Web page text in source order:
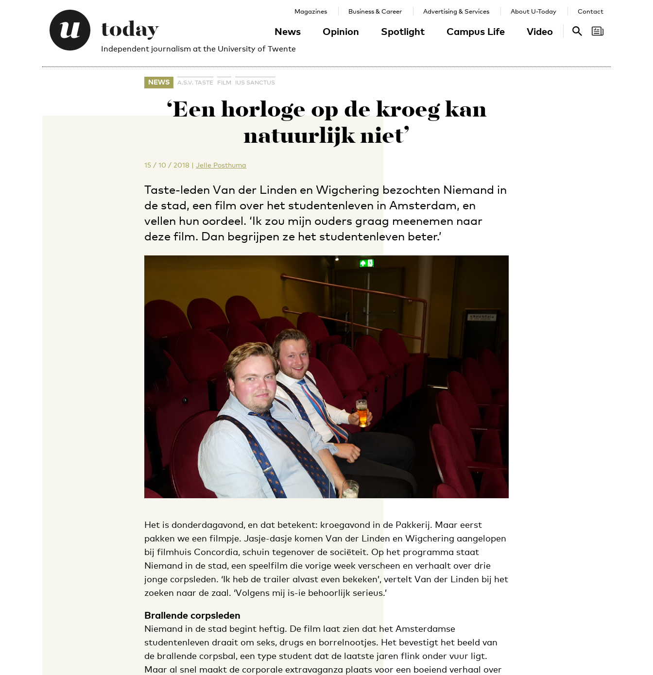
Independent journalism at the University of Twente
News Opinion Spotlight Campus Life Video
Magazines Business & Career Advertising & Services About U-Today Contact
Search
NEWS A.S.V. TASTE FILM IUS SANCTUS
‘Een horloge op de kroeg kan
natuurlijk niet’
15 / 10 / 2018 | Jelle Posthuma
Taste-leden Van der Linden en Wigchering bezochten Niemand in
de stad, een film over het studentenleven in Amsterdam, en
vellen hun oordeel. ‘Ik zou mijn ouders graag meenemen naar
deze film. Dan begrijpen ze het studentenleven beter.’
Het is donderdagavond, en dat betekent: kroegavond in de Pakkerij. Maar eerst
pakken we een filmpje. Jasje-dasje komen Van der Linden en Wigchering aangelopen
bij filmhuis Concordia, schuin tegenover de sociëteit. Op het programma staat
Niemand in de stad, een speelfilm die vorige week verscheen en verhaalt over drie
jonge corpsleden. ‘Ik heb de trailer alvast even bekeken’, vertelt Van der Linden bij het
zoeken naar de zaal. ‘Volgens mij is-ie behoorlijk serieus.’
Brallende corpsleden
Niemand in de stad begint heftig. De film laat zien dat het Amsterdamse
studentenleven draait om seks, drugs en borrelnootjes. Het bevestigt het beeld van
de brallende corpsbal, een type student dat de laatste jaren flink onder vuur ligt.
Maar al snel maakt de corporale extravaganza plaats voor een boeiend verhaal over